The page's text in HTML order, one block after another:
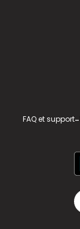
FAQ et support-